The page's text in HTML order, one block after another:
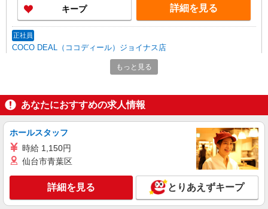
キープ 詳細を見る
正社員
COCO DEAL（ココディール）ジョイナス店
【店長候補募集】接客・販売・お店作り〜マネ
ジメントまでお任せします◎
（店長候補）：月給300,000円〜 ※試用期間中は
270,000円〜 ★固定残業手当：30,800円（月給に
含む） ※経験・能力考慮 ※固定残業時間は1ヶ月
あたり20時間、超過時は追加で残業手当支給 ※月
3万円まで交通費支給 ※試用期間（2〜3ヶ月）も
制手当／住宅手当（実家外かつ賃貸の場合のみ別
途支給）※試用期間明けから支給／特別手当 ※手
当の種類はエリアにより異なります。詳細は面接
時にお尋ねください。
≪ジョイナス店≫ 神奈川県横浜市西区南幸1-5-
1 B1
キープ 詳細を見る
アルバイト パート
LILLIAN CARAT（リリアンカラット）横浜ジョイナス
アパレル販売スタッフ
もっと見る
あなたにおすすめの求人情報
ホールスタッフ
時給 1,150円
仙台市青葉区
詳細を見る とりあえずキープ